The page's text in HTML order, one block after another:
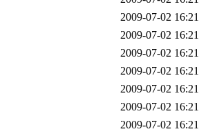
2009-07-02 16:21
2009-07-02 16:21
2009-07-02 16:21
2009-07-02 16:21
2009-07-02 16:21
2009-07-02 16:21
2009-07-02 16:21